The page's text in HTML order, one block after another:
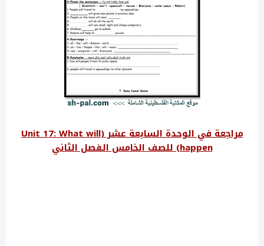
مراجعة في الوحدة السابعة عشر (Unit 17: What will
happen) للصف الخامس الفصل الثاني